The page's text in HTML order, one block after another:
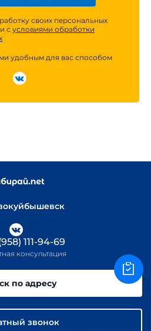
своих персональных
с условиями обработки
удобным для вас способом
111-94-69
консультация
по адресу
звонок